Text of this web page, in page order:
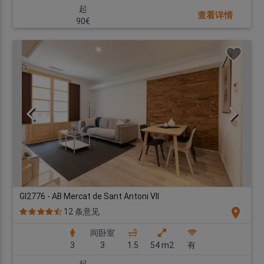
起
90€
查看详情
GI2776 - AB Mercat de Sant Antoni VII
12 条意见
location_on
3
间卧室
3
1.5 54 m2
有